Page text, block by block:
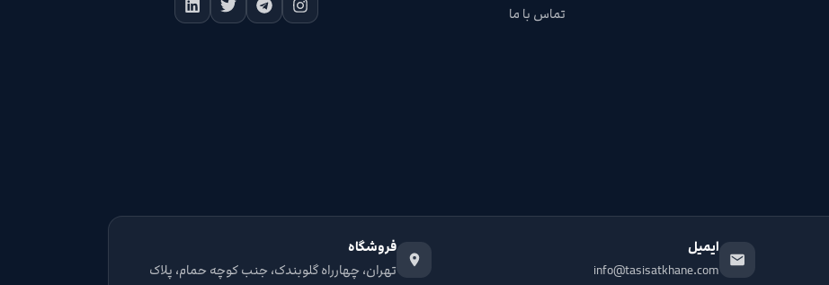
تماس با ما
ایمیل
info@tasisatkhane.com
فروشگاه
تهران، چهارراه گلوبندک، جنب کوچه حمام، پلاک